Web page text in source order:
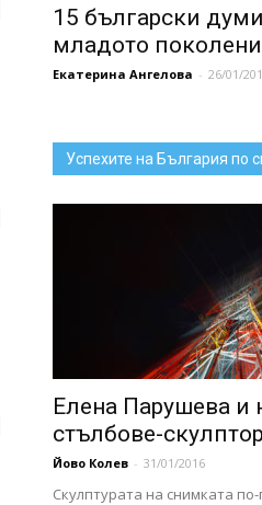
15 български
младото
Екатерина Ангелова - 26/01/
Успехите на България по
Елена Парушева и
стълбове-
Йово Колев - 31/01/2016
Скулптурата на снимката